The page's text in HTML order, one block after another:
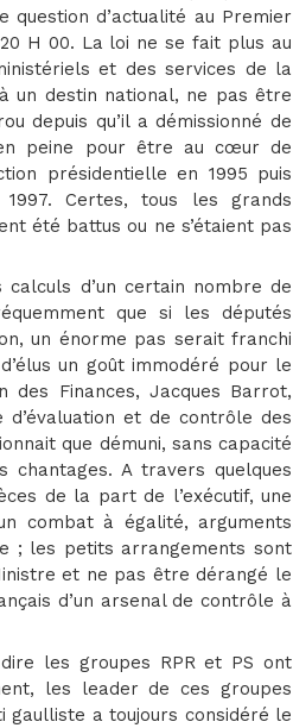
d’actualité au Premier
H 00. La loi ne se fait plus au
et des services de la
un destin national, ne pas être
depuis qu’il a démissionné de
peine pour être au cœur de
présidentielle en 1995 puis
Certes, tous les grands
été battus ou ne s’étaient pas
d’un certain nombre de
que si les députés
un énorme pas serait franchi
un goût immodéré pour le
des Finances, Jacques Barrot,
et de contrôle des
que démuni, sans capacité
A travers quelques
de la part de l’exécutif, une
combat à égalité, arguments
; les petits arrangements sont
et ne pas être dérangé le
d’un arsenal de contrôle à
les groupes RPR et PS ont
les leader de ces groupes
a toujours considéré le